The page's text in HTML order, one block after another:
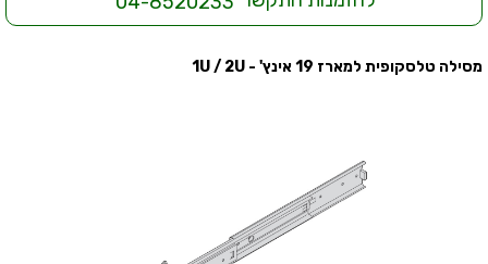
מסילה טלסקופית למארז 19 אינץ' - 1U / 2U